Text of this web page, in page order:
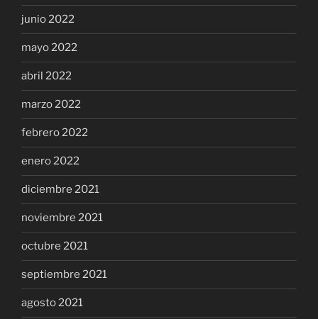
junio 2022
mayo 2022
abril 2022
marzo 2022
febrero 2022
enero 2022
diciembre 2021
noviembre 2021
octubre 2021
septiembre 2021
agosto 2021